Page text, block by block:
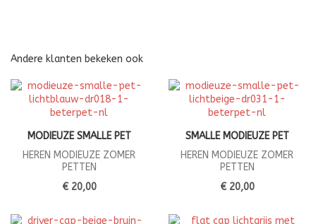
Andere klanten bekeken ook
MODIEUZE SMALLE PET
HEREN MODIEUZE ZOMER
PETTEN
€ 20,00
SMALLE MODIEUZE PET
HEREN MODIEUZE ZOMER
PETTEN
€ 20,00